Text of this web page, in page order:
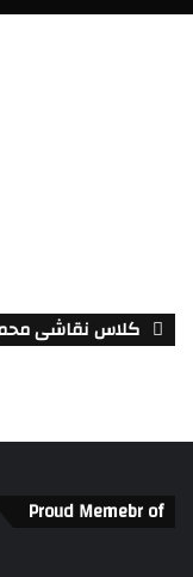
کلاس نقاشی
Proud Memebr of